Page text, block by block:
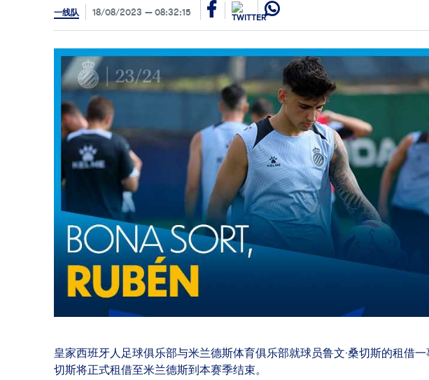
一线队 18/08/2023 08:32:15
皇家西班牙人足球俱乐部与米兰德斯体育俱乐部就球员鲁文·桑切斯的租借一
切斯将正式租借至米兰德斯到本赛季结束。